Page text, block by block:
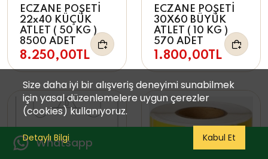
ECZANE POŞETİ
22x40 KÜÇÜK
ATLET ( 50 KG )
8500 ADET
8.250,00TL
ECZANE POŞETİ
30X60 BÜYÜK
ATLET ( 10 KG )
570 ADET
1.800,00TL
Whatsapp
Size daha iyi bir alışveriş deneyimi sunabilmek
için yasal düzenlemelere uygun çerezler
(cookies) kullanıyoruz.
Detaylı Bilgi Kabul Et